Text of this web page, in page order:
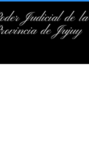
Judicial de la
de Jujuy